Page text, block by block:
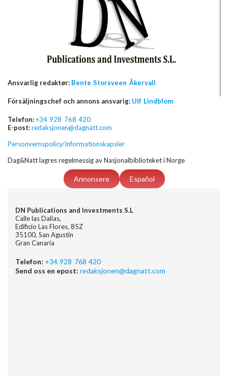
Ansvarlig redaktør: Bente Storsveen Åkervall
Försäljningschef och annons ansvarig: Ulf Lindblom
Telefon:+34 928 768 420
E-post:redaksjonen@dagnatt.com
Personvernspolicy/Informationskapsler
Dag&Natt lagres regelmessig av Nasjonalbiblioteket i Norge
Annonsere Español
DN Publications and Investments S.L
Calle las Dalias,
Edificio Las Flores, 85Z
35100, San Agustin
Gran Canaria
Telefon: +34 928 768 420
Send oss en epost: redaksjonen@dagnatt.com